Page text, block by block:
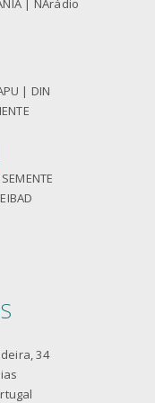
NArádio
| DIN
34